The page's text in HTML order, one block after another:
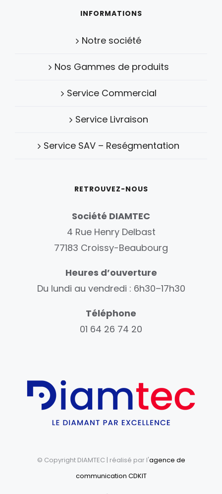
INFORMATIONS
Notre société
Nos Gammes de produits
Service Commercial
Service Livraison
Service SAV – Reségmentation
RETROUVEZ-NOUS
Société DIAMTEC
4 Rue Henry Delbast
77183 Croissy-Beaubourg
Heures d’ouverture
Du lundi au vendredi : 6h30–17h30
Téléphone
01 64 26 74 20
© Copyright DIAMTEC | réalisé par l'agence de
communication CDKIT